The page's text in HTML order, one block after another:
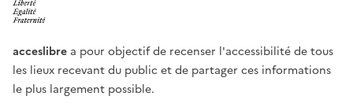
acceslibre a pour objectif de recenser l'accessibilité de tous
les lieux recevant du public et de partager ces informations
le plus largement possible.